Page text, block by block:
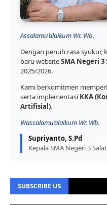
Assalamu’alaikum Wr. Wb.
Dengan penuh rasa
baru websiteSMA Negeri 3
2025/2026.
Kami berkomitmen
serta implementasi KKA
Artifisial).
Wassalamu’alaikum Wr. Wb.
Supriyanto, S.Pd
Kepala SMA Negeri 3
SUBSCRIBE US